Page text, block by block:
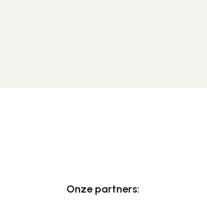
Onze partners: